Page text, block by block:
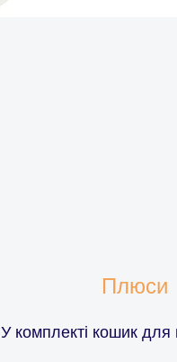
Плюси
У комплекті кошик для